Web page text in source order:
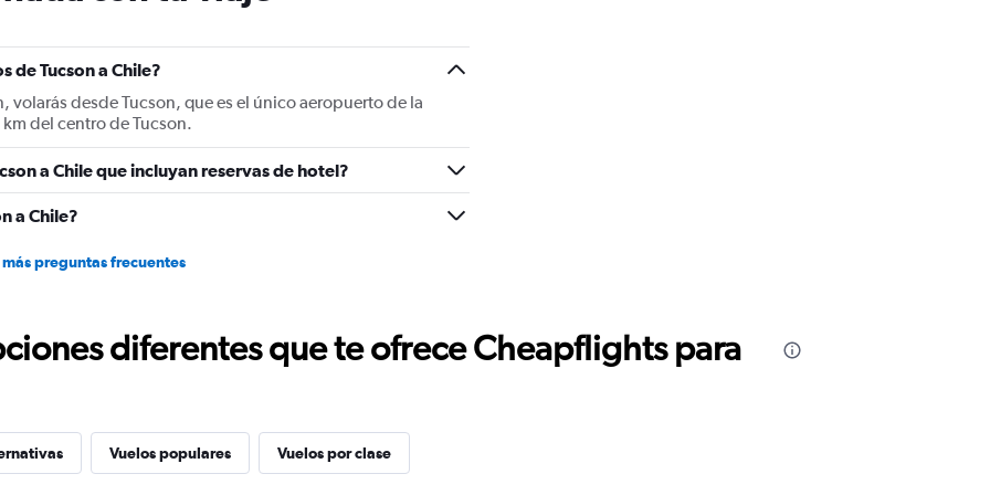
de Tucson a Chile?
volarás desde Tucson, que es el único aeropuerto de la
del centro de Tucson.
a Chile que incluyan reservas de hotel?
a Chile?
más preguntas frecuentes
diferentes que te ofrece Cheapflights para
Vuelos populares Vuelos por clase